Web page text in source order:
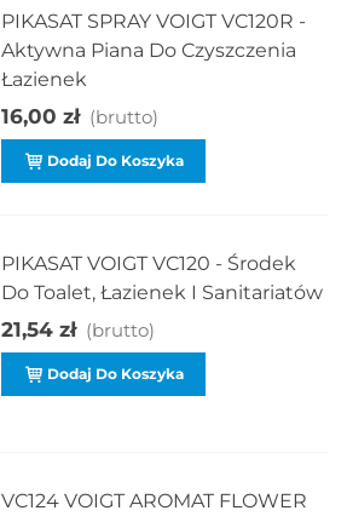
PIKASAT SPRAY VOIGT VC120R -
Aktywna Piana Do Czyszczenia
Łazienek
16,00 zł (brutto)
Dodaj Do Koszyka
PIKASAT VOIGT VC120 - Środek
Do Toalet, Łazienek I Sanitariatów
21,54 zł (brutto)
Dodaj Do Koszyka
VC124 VOIGT AROMAT FLOWER